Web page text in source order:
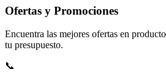
Ofertas y Promociones
Encuentra las mejores ofertas en
tu presupuesto.
📞